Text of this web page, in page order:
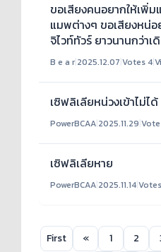
ขอเสียงคนอยากให้เพิ่
แมพต่างๆ ขอเสียงหน่
จิไวท์ทัวร์ ยาวนานกว่าเ
B e a r|2025.12.07|Votes 4|
เซิฟลิเลียหน่วงเข้าไม่ได้
PowerBCAA|2025.11.29|
เซิฟลิเลียหาย
PowerBCAA|2025.11.14|
First « 1 2